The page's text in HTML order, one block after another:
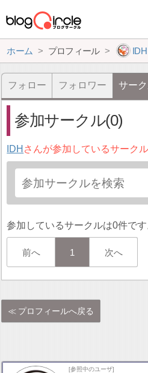
ホーム プロフィール IDH
フォロー フォロワー サー
参加サークル(0)
IDH さんが参加しているサークル
参加しているサークルは0件です
前へ 1 次へ
プロフィールへ戻る
[参照中のユーザ]